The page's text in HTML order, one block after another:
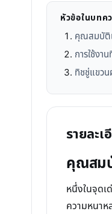
หัวข้อในบทค
คุณสมบัติ
การใช้งา
ทิชชู่แขวน
รายละ
คุณสม
หนึ่งในจุด
ความหนา